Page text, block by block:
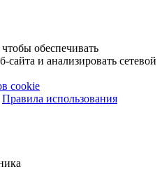
обеспечивать
и анализировать сетевой
cookie
Правила использования